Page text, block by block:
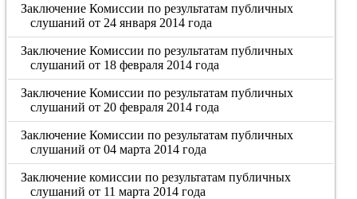
Заключение Комиссии по результатам публичных
слушаний от 24 января 2014 года
Заключение Комиссии по результатам публичных
слушаний от 18 февраля 2014 года
Заключение Комиссии по результатам публичных
слушаний от 20 февраля 2014 года
Заключение Комиссии по результатам публичных
слушаний от 04 марта 2014 года
Заключение комиссии по результатам публичных
слушаний от 11 марта 2014 года